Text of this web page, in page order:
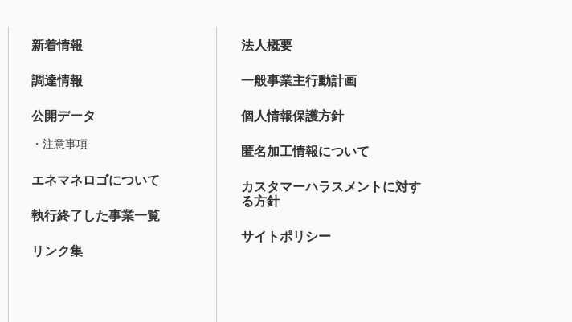
新着情報
調達情報
公開データ
・注意事項
エネマネロゴについて
執行終了した事業一覧
リンク集
法人概要
一般事業主行動計画
個人情報保護方針
匿名加工情報について
カスタマーハラスメントに対す
る方針
サイトポリシー